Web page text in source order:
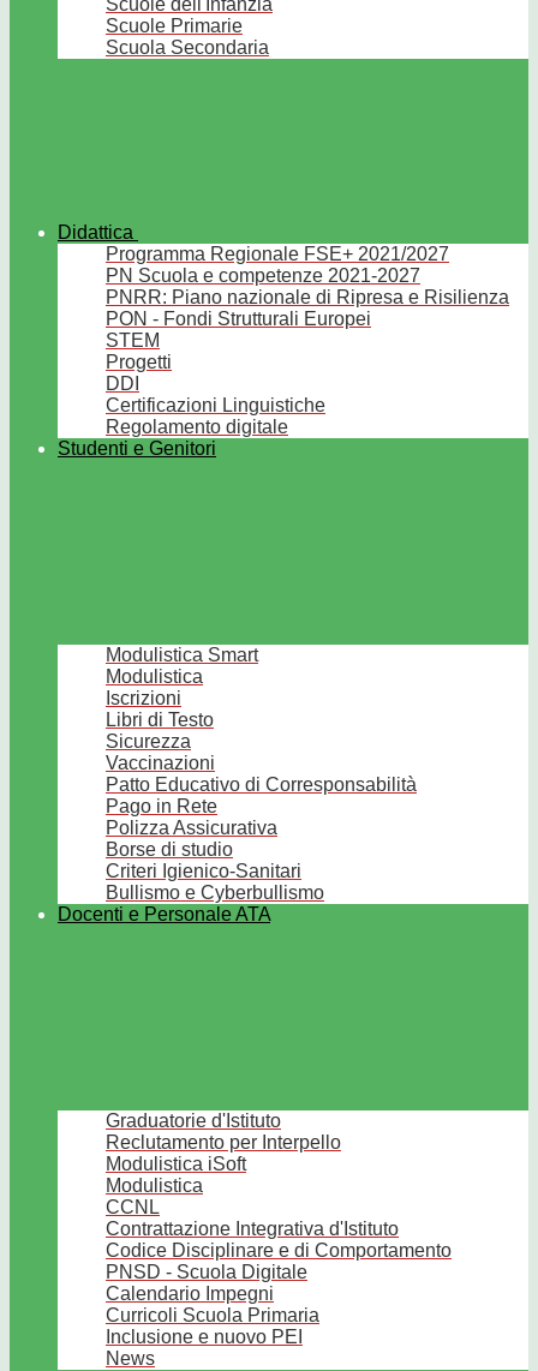
Scuole dell'Infanzia
Scuole Primarie
Scuola Secondaria
Didattica
Programma Regionale FSE+ 2021/2027
PN Scuola e competenze 2021-2027
PNRR: Piano nazionale di Ripresa e Risilienza
PON - Fondi Strutturali Europei
STEM
Progetti
DDI
Certificazioni Linguistiche
Regolamento digitale
Studenti e Genitori
Modulistica Smart
Modulistica
Iscrizioni
Libri di Testo
Sicurezza
Vaccinazioni
Patto Educativo di Corresponsabilità
Pago in Rete
Polizza Assicurativa
Borse di studio
Criteri Igienico-Sanitari
Bullismo e Cyberbullismo
Docenti e Personale ATA
Graduatorie d'Istituto
Reclutamento per Interpello
Modulistica iSoft
Modulistica
CCNL
Contrattazione Integrativa d'Istituto
Codice Disciplinare e di Comportamento
PNSD - Scuola Digitale
Calendario Impegni
Curricoli Scuola Primaria
Inclusione e nuovo PEI
News